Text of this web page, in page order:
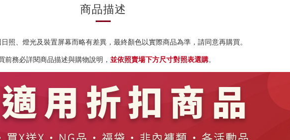
商品描述
照、燈光及裝置屏幕而略有差異， 最終顏色以實際商品為準，請同意再購買。
前務必詳閱商品描述與購物說明， 並依照賣場下方尺寸對照表選購。